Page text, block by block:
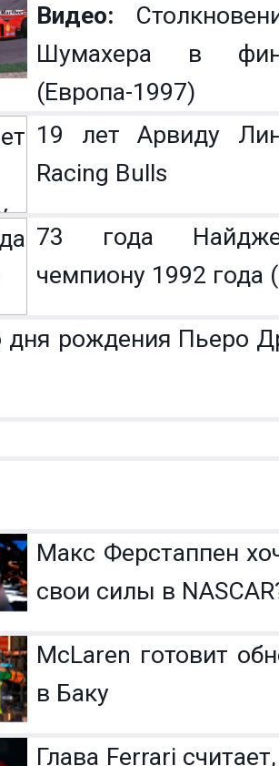
Видео:
Шумахера в
(Европа-1997)
19 лет Арвиду
Racing Bulls
73 года
чемпиону 1992 года
дня рождения Пьеро
Макс Ферстаппен
свои силы в
McLaren готовит
в Баку
Глава Ferrari